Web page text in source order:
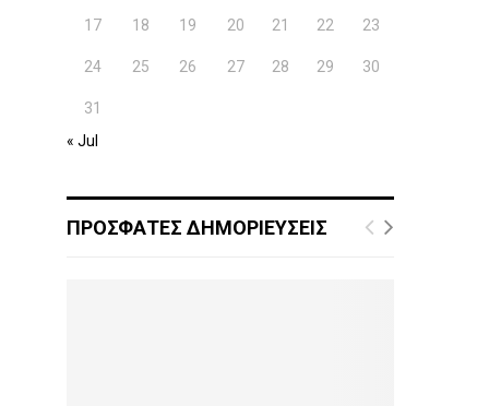
17 18 19 20 21 22 23
24 25 26 27 28 29 30
31
« Jul
ΠΡΟΣΦΑΤΕΣ ΔΗΜΟΡΙΕΥΣΕΙΣ